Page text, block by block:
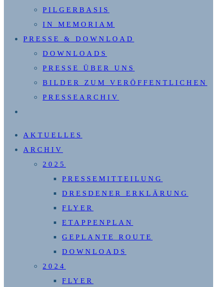
PILGERBASIS
IN MEMORIAM
PRESSE & DOWNLOAD
DOWNLOADS
PRESSE ÜBER UNS
BILDER ZUM VERÖFFENTLICHEN
PRESSEARCHIV
UMSCHALTEN
AKTUELLES
ARCHIV
2025
PRESSEMITTEILUNG
DRESDENER ERKLÄRUNG
FLYER
ETAPPENPLAN
GEPLANTE ROUTE
DOWNLOADS
2024
FLYER